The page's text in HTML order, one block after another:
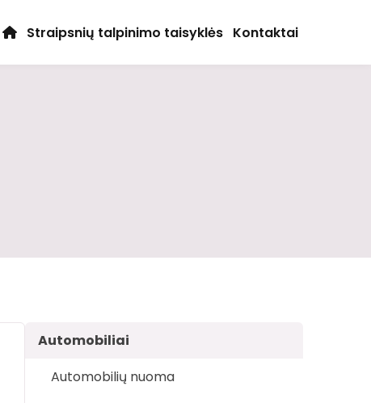
Straipsnių talpinimo taisyklės Kontaktai
Automobiliai
Automobilių nuoma